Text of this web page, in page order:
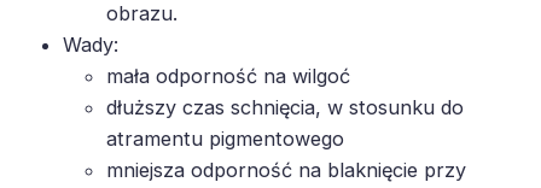
obrazu.
Wady:
mała odporność na wilgoć
dłuższy czas schnięcia, w stosunku do
atramentu pigmentowego
mniejsza odporność na blaknięcie przy